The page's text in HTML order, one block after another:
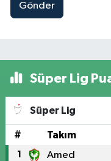
Gönder
Süper Lig
Süper Lig
# Takım
1 Amed